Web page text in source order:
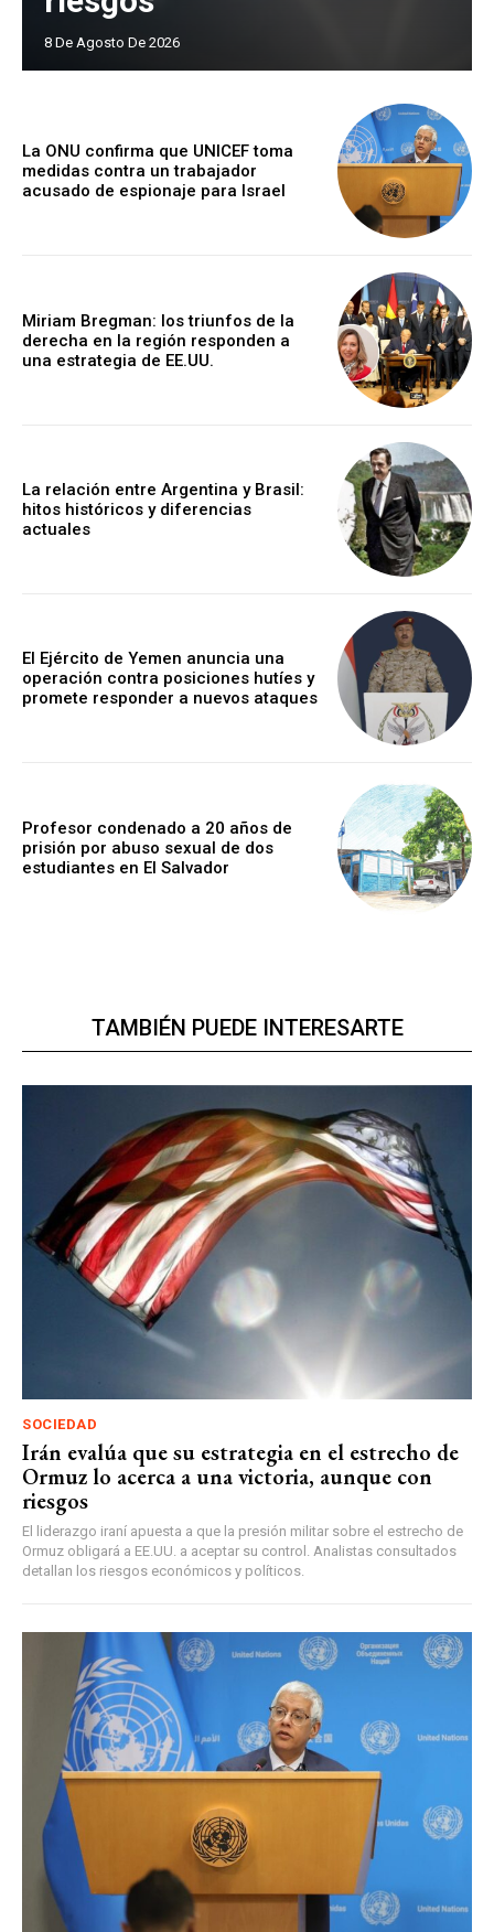
8 De Agosto De 2026
La ONU confirma que UNICEF toma
medidas contra un trabajador
acusado de espionaje para Israel
Miriam Bregman: los triunfos de la
derecha en la región responden a
una estrategia de EE.UU.
La relación entre Argentina y Brasil:
hitos históricos y diferencias
actuales
El Ejército de Yemen anuncia una
operación contra posiciones hutíes y
promete responder a nuevos ataques
Profesor condenado a 20 años de
prisión por abuso sexual de dos
estudiantes en El Salvador
TAMBIÉN PUEDE INTERESARTE
SOCIEDAD
Irán evalúa que su estrategia en el estrecho de
Ormuz lo acerca a una victoria, aunque con
riesgos
El liderazgo iraní apuesta a que la presión militar sobre el estrecho de
Ormuz obligará a EE.UU. a aceptar su control. Analistas consultados
detallan los riesgos económicos y políticos.